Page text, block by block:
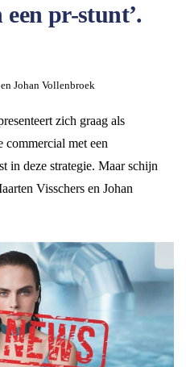
een pr-stunt’.
Johan Vollenbroek
zich graag als
met een
in deze strategie. Maar schijn
Visschers en Johan